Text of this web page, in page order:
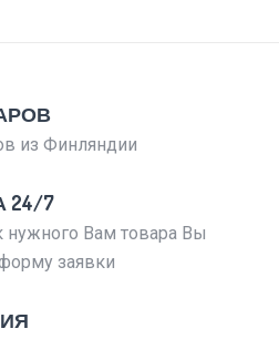
из Финляндии
24/7
нужного Вам товара Вы
заявки